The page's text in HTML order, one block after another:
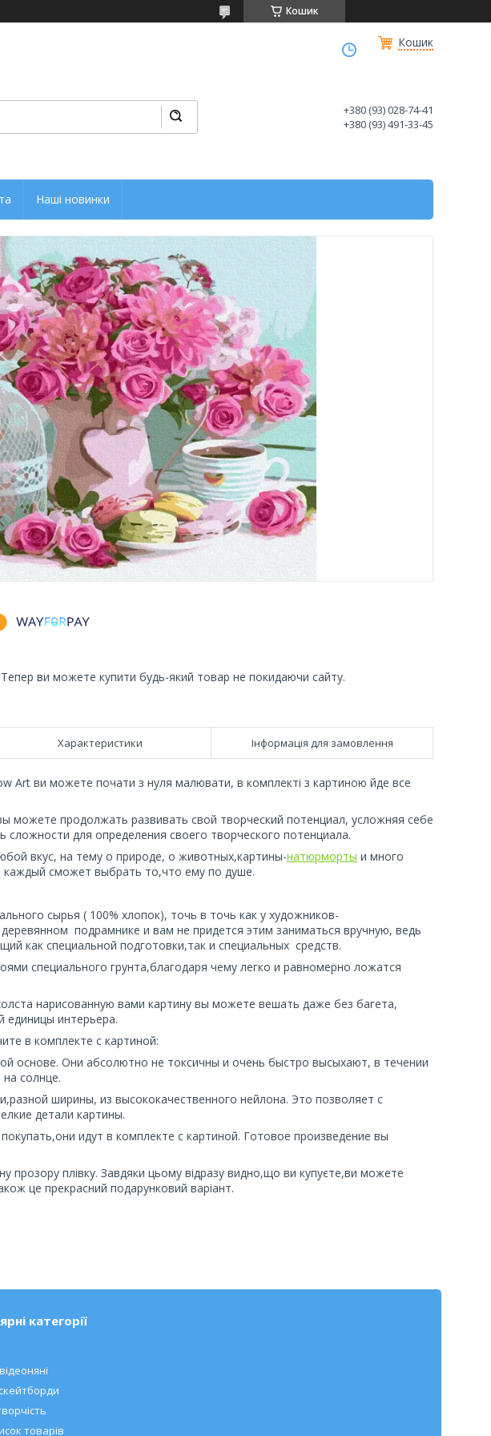
Кошик
Кошик
+380 (93) 028-74-41
+380 (93) 491-33-45
Наші новинки
Тепер ви можете купити будь-який товар не покидаючи сайту.
Характеристики Інформація для замовлення
Art ви можете почати з нуля малювати, в комплекті з картиною йде все
можете продолжать развивать свой творческий потенциал, усложняя себе
для определения своего творческого потенциала.
вкус, на тему о природе, о животных,картины-натюрморты и много
каждый сможет выбрать то,что ему по душе.
сырья ( 100% хлопок), точь в точь как у художников-
подрамнике и вам не придется этим заниматься вручную, ведь
как специальной подготовки,так и специальных средств.
специального грунта,благодаря чему легко и равномерно ложатся
нарисованную вами картину вы можете вешать даже без багета,
единицы интерьера.
в комплекте с картиной:
основе. Они абсолютно не токсичны и очень быстро высыхают, в течении
солнце.
ширины, из высококачественного нейлона. Это позволяет с
детали картины.
идут в комплекте с картиной. Готовое произведение вы
прозору плівку. Завдяки цьому відразу видно,що ви купуєте,ви можете
це прекрасний подарунковий варіант.
категорії
товарів